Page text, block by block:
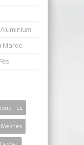
Maroc
Fès